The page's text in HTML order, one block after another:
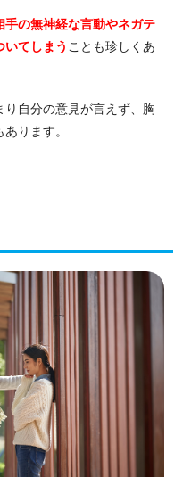
手の無神経な言動やネガテ
いてしまう ことも珍しくあ
り自分の意見が言えず、胸
ります。